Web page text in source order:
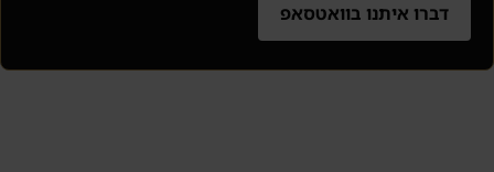
דברו איתנו בוואטסאפ